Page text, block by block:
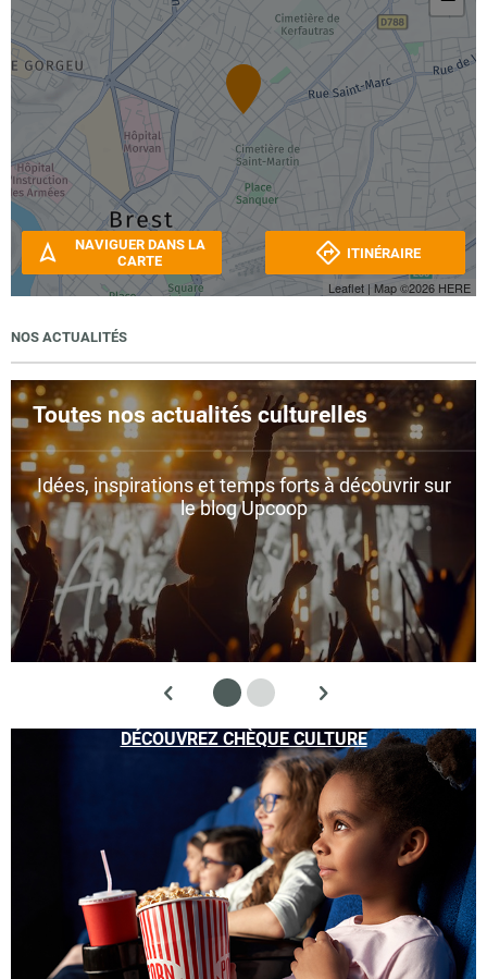
Leaflet | Map ©2026 HERE
NAVIGUER DANS LA
CARTE
ITINÉRAIRE
NOS ACTUALITÉS
Toutes nos actualités culturelles
Idées, inspirations et temps forts à découvrir sur
le blog Upcoop
DÉCOUVREZ CHÈQUE CULTURE